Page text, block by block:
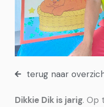
terug naar
Dikkie Dik is jarig. Op